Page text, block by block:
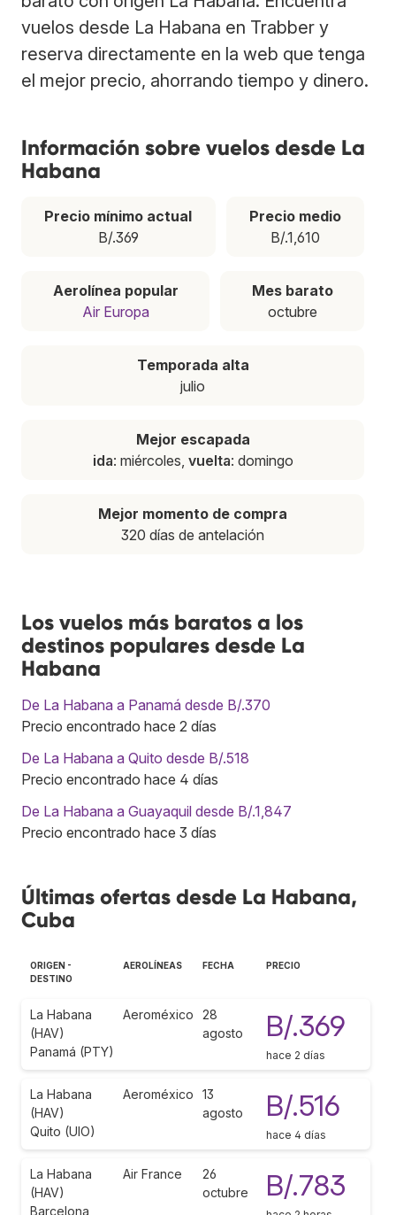
vuelos desde La Habana en Trabber y
reserva directamente en la web que tenga
el mejor precio, ahorrando tiempo y dinero.
Información sobre vuelos desde La
Habana
Precio mínimo actual
B/.369
Precio medio
B/.1,610
Aerolínea popular
Air Europa
Mes barato
octubre
Temporada alta
julio
Mejor escapada
ida: miércoles, vuelta: domingo
Mejor momento de compra
320 días de antelación
Los vuelos más baratos a los
destinos populares desde La
Habana
De La Habana a Panamá desde B/.370
Precio encontrado hace 2 días
De La Habana a Quito desde B/.518
Precio encontrado hace 4 días
De La Habana a Guayaquil desde B/.1,847
Precio encontrado hace 3 días
Últimas ofertas desde La Habana,
Cuba
ORIGEN -
DESTINO
AEROLÍNEAS FECHA PRECIO
La Habana
(HAV)
Panamá (PTY)
Aeroméxico
28
agosto
B/.369
hace 2 días
La Habana
(HAV)
Quito (UIO)
Aeroméxico
13
agosto
B/.516
hace 4 días
La Habana
(HAV)
Barcelona
Air France
26
octubre
B/.783